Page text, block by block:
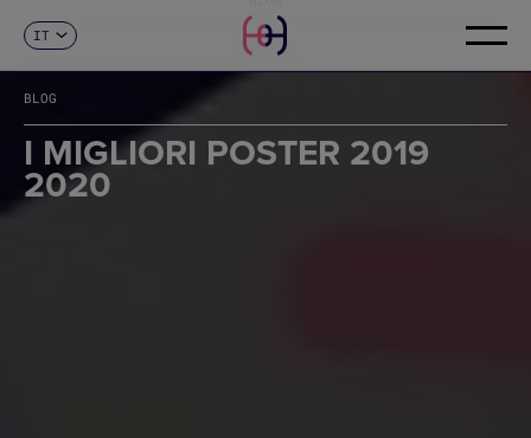
EN
FR
DE
IT
PT
CONTATTI
BLOG
I MIGLIORI POSTER 2019
2020